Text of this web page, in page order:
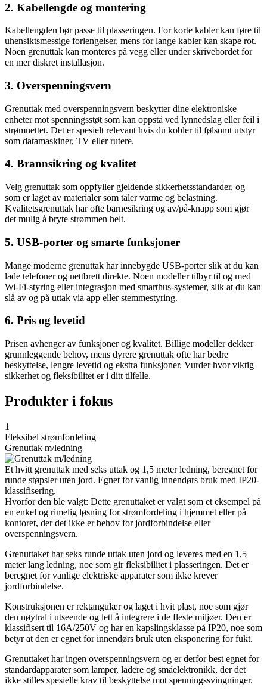
2. Kabellengde og montering
Kabellengden bør passe til plasseringen. For korte kabler kan føre til
uhensiktsmessige forlengelser, mens for lange kabler kan skape rot.
Noen grenuttak kan monteres på vegg eller under skrivebordet for
en mer diskret installasjon.
3. Overspenningsvern
Grenuttak med overspenningsvern beskytter dine elektroniske
enheter mot spenningsstøt som kan oppstå ved lynnedslag eller feil i
strømnettet. Det er spesielt relevant hvis du kobler til følsomt utstyr
som datamaskiner, TV eller rutere.
4. Brannsikring og kvalitet
Velg grenuttak som oppfyller gjeldende sikkerhetsstandarder, og
som er laget av materialer som tåler varme og belastning.
Kvalitetsgrenuttak har ofte barnesikring og av/på-knapp som gjør
det mulig å bryte strømmen helt.
5. USB-porter og smarte funksjoner
Mange moderne grenuttak har innebygde USB-porter slik at du kan
lade telefoner og nettbrett direkte. Noen modeller tilbyr til og med
Wi-Fi-styring eller integrasjon med smarthus-systemer, slik at du kan
slå av og på uttak via app eller stemmestyring.
6. Pris og levetid
Prisen avhenger av funksjoner og kvalitet. Billige modeller dekker
grunnleggende behov, mens dyrere grenuttak ofte har bedre
beskyttelse, lengre levetid og ekstra funksjoner. Vurder hvor viktig
sikkerhet og fleksibilitet er i ditt tilfelle.
Produkter i fokus
1
Fleksibel strømfordeling
Grenuttak m/ledning
Et hvitt grenuttak med seks uttak og 1,5 meter ledning, beregnet for
runde støpsler uten jord. Egnet for vanlig innendørs bruk med IP20-
klassifisering.
Hvorfor den ble valgt: Dette grenuttaket er valgt som et eksempel på
en enkel og rimelig løsning for strømfordeling i hjemmet eller på
kontoret, der det ikke er behov for jordforbindelse eller
overspenningsvern.
Grenuttaket har seks runde uttak uten jord og leveres med en 1,5
meter lang ledning, noe som gir fleksibilitet i plasseringen. Det er
beregnet for vanlige elektriske apparater som ikke krever
jordforbindelse.
Konstruksjonen er rektangulær og laget i hvit plast, noe som gjør
den nøytral i utseende og lett å integrere i de fleste miljøer. Den er
klassifisert til 16A/250V og har en kapslingsklasse på IP20, noe som
betyr at den er egnet for innendørs bruk uten eksponering for fukt.
Grenuttaket har ingen overspenningsvern og er derfor best egnet for
standardapparater som lamper, ladere og småelektronikk, der det
ikke stilles spesielle krav til beskyttelse mot spenningssvingninger.